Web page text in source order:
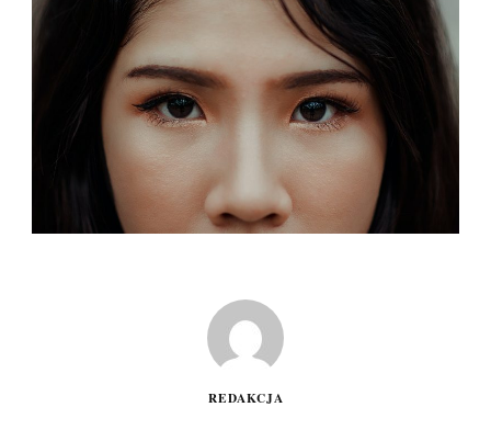
REDAKCJA